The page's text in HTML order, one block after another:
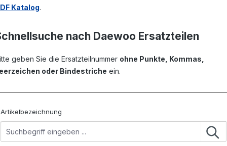
Katalog.
nach Daewoo Ersatzteilen
geben Sie die Ersatzteilnummer ohne Punkte, Kommas,
oder Bindestriche ein.
Artikelbezeichnung